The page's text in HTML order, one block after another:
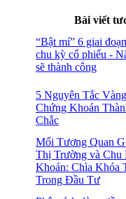
Bài viết
“Bật mí” 6 giai
chu kỳ cổ phiếu -
sẽ thành công
5 Nguyên Tắc
Chứng Khoán
Chắc
Mối Tương Quan
Thị Trường và Chu
Khoán: Chìa Khóa
Trong Đầu Tư